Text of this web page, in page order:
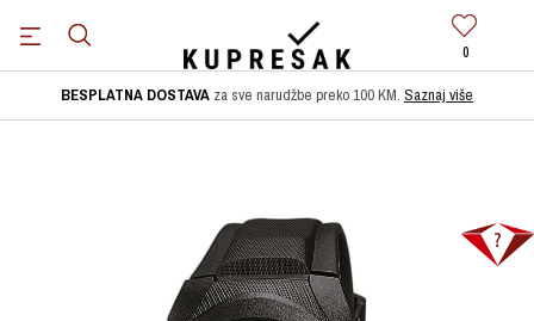
0
BESPLATNA DOSTAVA za sve narudžbe preko 100 KM. Saznaj više